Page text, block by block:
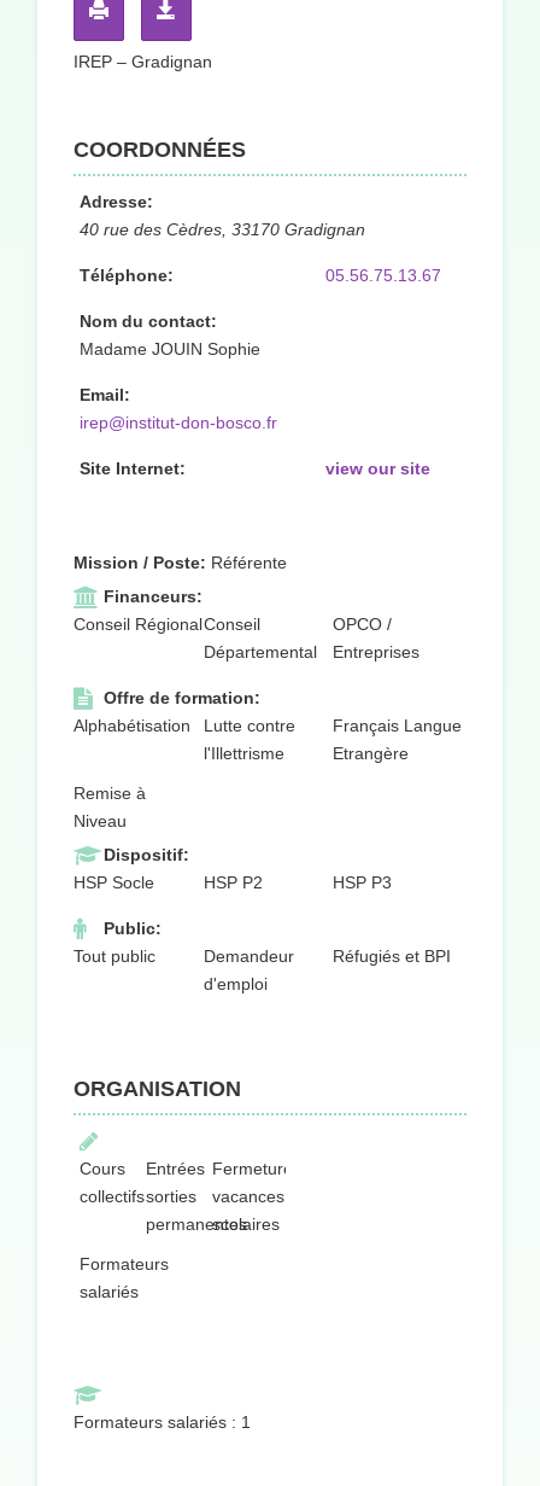
IREP – Gradignan
COORDONNÉES
Adresse:
40 rue des Cèdres, 33170 Gradignan
Téléphone: 05.56.75.13.67
Nom du contact:
Madame JOUIN Sophie
Email:
irep@institut-don-bosco.fr
Site Internet: view our site
Mission / Poste: Référente
Financeurs:
Conseil RégionalConseil
Départemental
OPCO /
Entreprises
Offre de formation:
Alphabétisation
Lutte contre
l'Illettrisme
Français Langue
Etrangère
Remise à
Niveau
Dispositif:
HSP Socle
HSP P2 HSP P3
Public:
Tout public
Demandeur
d'emploi
Réfugiés et BPI
ORGANISATION
Cours
collectifs
Entrées
sorties
permanentes
Fermeture
vacances
scolaires
Formateurs
salariés
Formateurs salariés : 1